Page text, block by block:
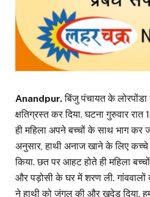
Anandpur.बिंजु पंचायत के
क्षतिग्रस्त कर दिया. घटना गुरुवार
ही महिला अपने बच्चों के साथ भाग कर
अनुसार, हाथी अनाज खाने के लिए
किया. छत पर आहट होते ही महिला
और पड़ोसी के घर में शरण ली. गांववालों
ने हाथी को जंगल की और खदेड़ दिया.